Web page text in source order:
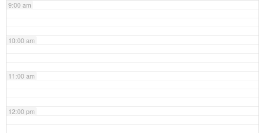
9:00 am
10:00 am
11:00 am
12:00 pm